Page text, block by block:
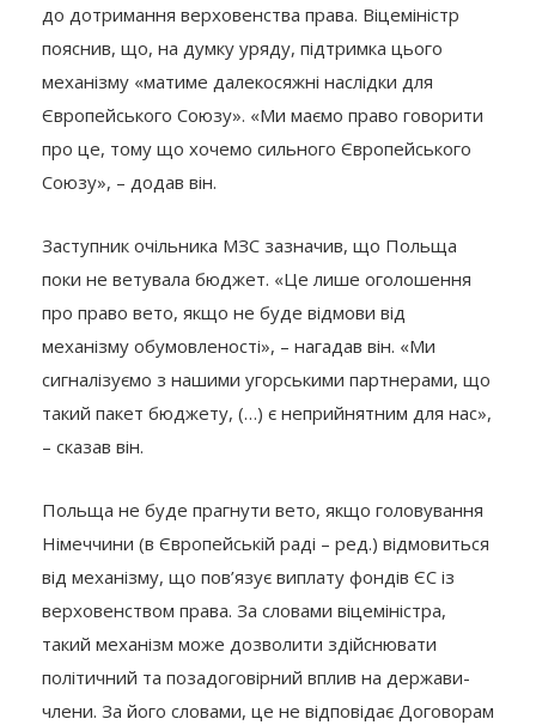
до дотримання верховенства права. Віцеміністр
пояснив, що, на думку уряду, підтримка цього
механізму «матиме далекосяжні наслідки для
Європейського Союзу». «Ми маємо право говорити
про це, тому що хочемо сильного Європейського
Союзу», – додав він.
Заступник очільника МЗС зазначив, що Польща
поки не ветувала бюджет. «Це лише оголошення
про право вето, якщо не буде відмови від
механізму обумовленості», – нагадав він. «Ми
сигналізуємо з нашими угорськими партнерами, що
такий пакет бюджету, (…) є неприйнятним для нас»,
– сказав він.
Польща не буде прагнути вето, якщо головування
Німеччини (в Європейській раді – ред.) відмовиться
від механізму, що пов’язує виплату фондів ЄС із
верховенством права. За словами віцеміністра,
такий механізм може дозволити здійснювати
політичний та позадоговірний вплив на держави-
члени. За його словами, це не відповідає Договорам